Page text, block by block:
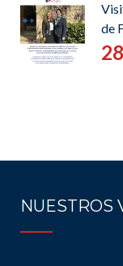
de
NUESTROS